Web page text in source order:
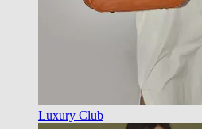
Luxury Club